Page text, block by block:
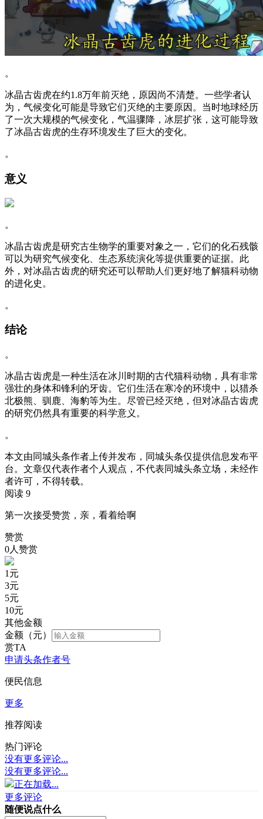
。
冰晶古齿虎在约1.8万年前灭绝，原因尚不清楚。一些学者认
为，气候变化可能是导致它们灭绝的主要原因。当时地球经历
了一次大规模的气候变化，气温骤降，冰层扩张，这可能导致
了冰晶古齿虎的生存环境发生了巨大的变化。
。
意义
。
冰晶古齿虎是研究古生物学的重要对象之一，它们的化石残骸
可以为研究气候变化、生态系统演化等提供重要的证据。此
外，对冰晶古齿虎的研究还可以帮助人们更好地了解猫科动物
的进化史。
。
结论
。
冰晶古齿虎是一种生活在冰川时期的古代猫科动物，具有非常
强壮的身体和锋利的牙齿。它们生活在寒冷的环境中，以猎杀
北极熊、驯鹿、海豹等为生。尽管已经灭绝，但对冰晶古齿虎
的研究仍然具有重要的科学意义。
。
本文由同城头条作者上传并发布，同城头条仅提供信息发布平
台。文章仅代表作者个人观点，不代表同城头条立场，未经作
者许可，不得转载。
阅读 9
第一次接受赞赏，亲，看着给啊
赞赏
0人赞赏
1 元
3元
5元
10元
其他金额
金额（元）
赏TA
申请头条作者号
便民信息
更多
推荐阅读
热门评论
没有更多评论...
没有更多评论...
正在加载...
更多评论
随便说点什么